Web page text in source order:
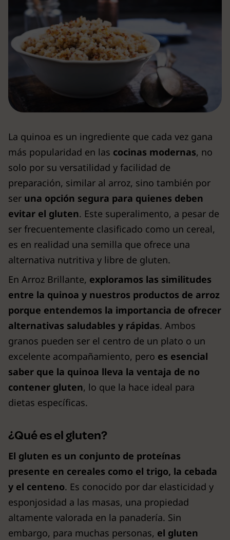
La quinoa es un ingrediente que cada vez gana
más popularidad en las cocinas modernas, no
solo por su versatilidad y facilidad de
preparación, similar al arroz, sino también por
ser una opción segura para quienes deben
evitar el gluten. Este superalimento, a pesar de
ser frecuentemente clasificado como un cereal,
es en realidad una semilla que ofrece una
alternativa nutritiva y libre de gluten.
En Arroz Brillante, exploramos las similitudes
entre la quinoa y nuestros productos de arroz
porque entendemos la importancia de ofrecer
alternativas saludables y rápidas. Ambos
granos pueden ser el centro de un plato o un
excelente acompañamiento, pero es esencial
saber que la quinoa lleva la ventaja de no
contener gluten, lo que la hace ideal para
dietas específicas.
¿Qué es el gluten?
El gluten es un conjunto de proteínas
presente en cereales como el trigo, la cebada
y el centeno. Es conocido por dar elasticidad y
esponjosidad a las masas, una propiedad
altamente valorada en la panadería. Sin
embargo, para muchas personas, el gluten